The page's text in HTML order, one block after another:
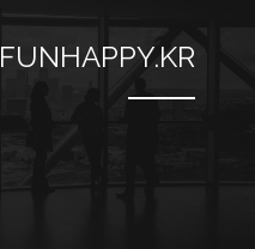
FUNHAPPY.KR